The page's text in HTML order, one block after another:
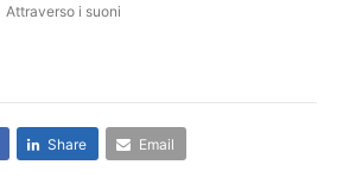
Attraverso i suoni
Share Email